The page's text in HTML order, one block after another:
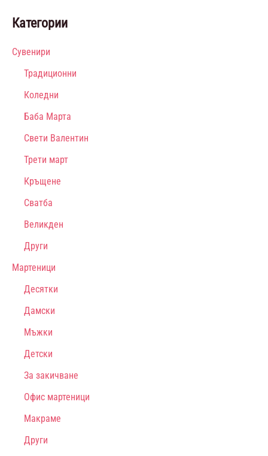
Категории
Сувенири
Традиционни
Коледни
Баба Марта
Свети Валентин
Трети март
Кръщене
Сватба
Великден
Други
Мартеници
Десятки
Дамски
Мъжки
Детски
За закичване
Офис мартеници
Макраме
Други